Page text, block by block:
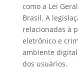
como a Lei
Brasil. A
relacionadas à
eletrônico e
ambiente
dos usuários.